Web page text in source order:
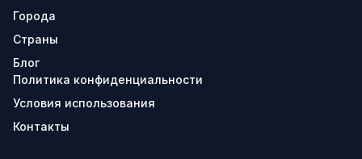
Города
Страны
Блог
Политика конфиденциальности
Условия использования
Контакты